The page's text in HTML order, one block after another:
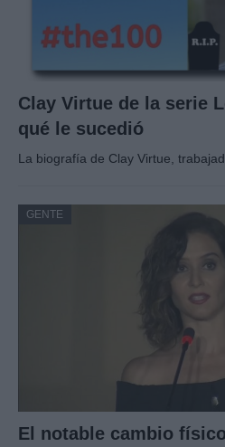
Clay Virtue de la serie
qué le sucedió
La biografía de Clay Virtue,
GENTE
El notable cambio